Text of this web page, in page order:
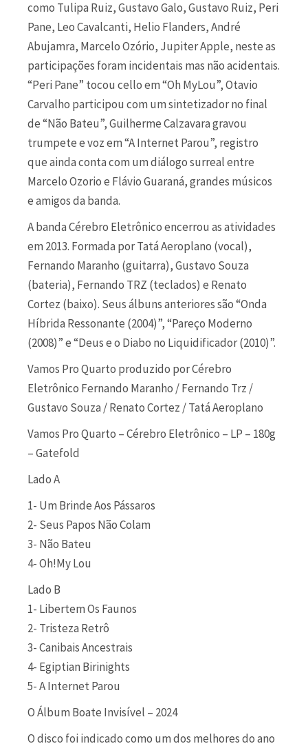
como Tulipa Ruiz, Gustavo Galo, Gustavo Ruiz, Peri
Pane, Leo Cavalcanti, Helio Flanders, André
Abujamra, Marcelo Ozório, Jupiter Apple, neste as
participações foram incidentais mas não acidentais.
“Peri Pane” tocou cello em “Oh MyLou”, Otavio
Carvalho participou com um sintetizador no final
de “Não Bateu”, Guilherme Calzavara gravou
trumpete e voz em “A Internet Parou”, registro
que ainda conta com um diálogo surreal entre
Marcelo Ozorio e Flávio Guaraná, grandes músicos
e amigos da banda.
A banda Cérebro Eletrônico encerrou as atividades
em 2013. Formada por Tatá Aeroplano (vocal),
Fernando Maranho (guitarra), Gustavo Souza
(bateria), Fernando TRZ (teclados) e Renato
Cortez (baixo). Seus álbuns anteriores são “Onda
Híbrida Ressonante (2004)”, “Pareço Moderno
(2008)” e “Deus e o Diabo no Liquidificador (2010)”.
Vamos Pro Quarto produzido por Cérebro
Eletrônico Fernando Maranho / Fernando Trz /
Gustavo Souza / Renato Cortez / Tatá Aeroplano
Vamos Pro Quarto – Cérebro Eletrônico – LP – 180g
– Gatefold
Lado A
1- Um Brinde Aos Pássaros
2- Seus Papos Não Colam
3- Não Bateu
4- Oh!My Lou
Lado B
1- Libertem Os Faunos
2- Tristeza Retrô
3- Canibais Ancestrais
4- Egiptian Birinights
5- A Internet Parou
O Álbum Boate Invisível – 2024
O disco foi indicado como um dos melhores do ano